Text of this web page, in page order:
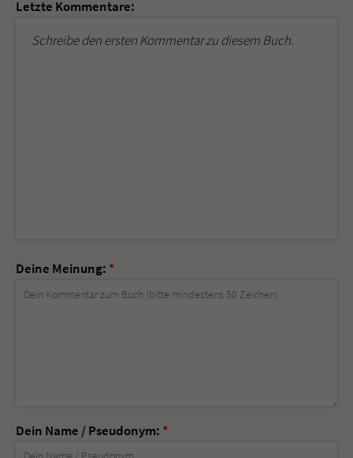
Letzte Kommentare:
Schreibe den ersten Kommentar zu diesem Buch.
Deine Meinung: *
Dein Name / Pseudonym: *